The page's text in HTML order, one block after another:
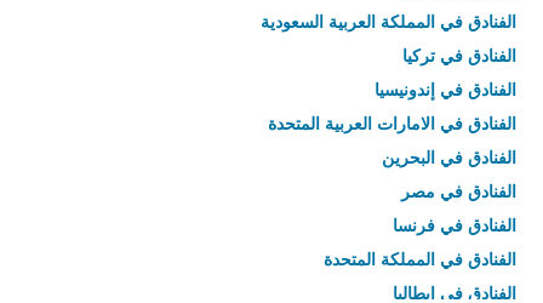
الفنادق في المملكة العربية السعودية
الفنادق في تركيا
الفنادق في إندونيسيا
الفنادق في الامارات العربية المتحدة
الفنادق في البحرين
الفنادق في مصر
الفنادق في فرنسا
الفنادق في المملكة المتحدة
الفنادق في إيطاليا